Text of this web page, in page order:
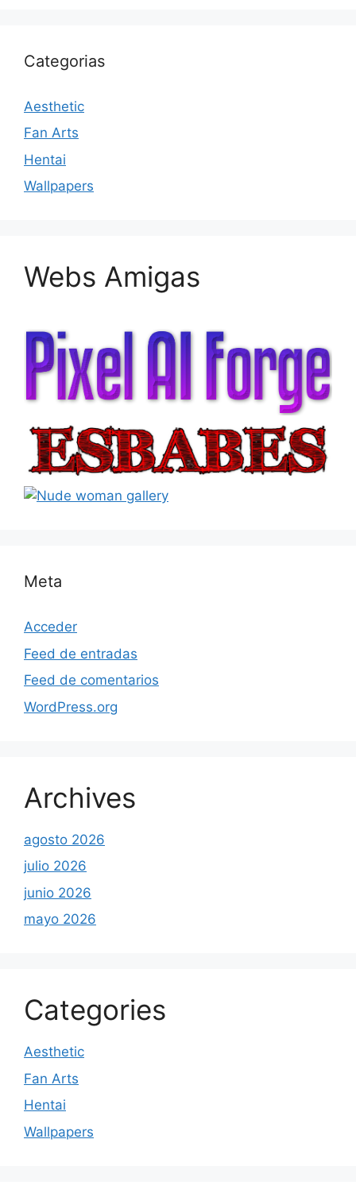
Categorias
Aesthetic
Fan Arts
Hentai
Wallpapers
Webs Amigas
Meta
Acceder
Feed de entradas
Feed de comentarios
WordPress.org
Archives
agosto 2026
julio 2026
junio 2026
mayo 2026
Categories
Aesthetic
Fan Arts
Hentai
Wallpapers